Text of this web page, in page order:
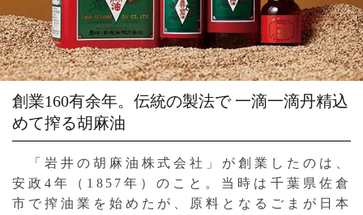
創業160有余年。伝統の製法で一滴一滴丹精込
めて搾る胡麻油
「岩井の胡麻油株式会社」が創業したのは、
安政4年（1857年）のこと。当時は千葉県佐倉
市で搾油業を始めたが、原料となるごまが日本